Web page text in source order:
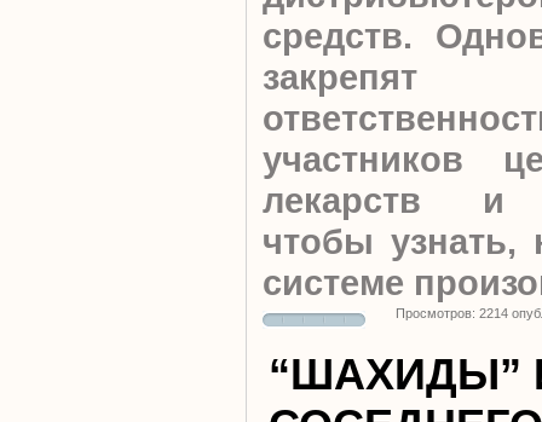
средств.
закрепят
участников
лекарств и
чтобы узнать,
системе
Просмотров: 2214
“ШАХИДЫ”